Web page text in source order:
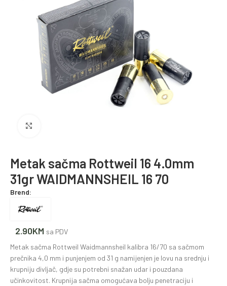
Metak sačma Rottweil 16 4.0mm
31gr WAIDMANNSHEIL 16 70
Brend:
2.90KM sa PDV
Metak sačma Rottweil Waidmannsheil kalibra 16/70 sa sačmom
prečnika 4,0 mm i punjenjem od 31 g namijenjen je lovu na srednju i
krupniju divljač, gdje su potrebni snažan udar i pouzdana
učinkovitost. Krupnija sačma omogućava bolju penetraciju i